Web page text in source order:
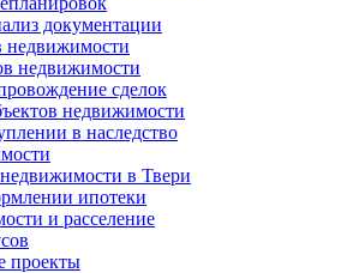
документации
недвижимости
недвижимости
сделок
недвижимости
в наследство
в Твери
ипотеки
и расселение
проекты